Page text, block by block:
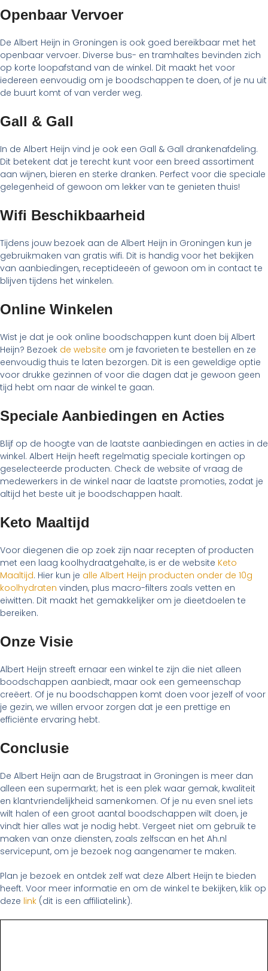
Openbaar Vervoer
De Albert Heijn in Groningen is ook goed bereikbaar met het
openbaar vervoer. Diverse bus- en tramhaltes bevinden zich
op korte loopafstand van de winkel. Dit maakt het voor
iedereen eenvoudig om je boodschappen te doen, of je nu uit
de buurt komt of van verder weg.
Gall & Gall
In de Albert Heijn vind je ook een Gall & Gall drankenafdeling.
Dit betekent dat je terecht kunt voor een breed assortiment
aan wijnen, bieren en sterke dranken. Perfect voor die speciale
gelegenheid of gewoon om lekker van te genieten thuis!
Wifi Beschikbaarheid
Tijdens jouw bezoek aan de Albert Heijn in Groningen kun je
gebruikmaken van gratis wifi. Dit is handig voor het bekijken
van aanbiedingen, receptideeën of gewoon om in contact te
blijven tijdens het winkelen.
Online Winkelen
Wist je dat je ook online boodschappen kunt doen bij Albert
Heijn? Bezoek de website om je favorieten te bestellen en ze
eenvoudig thuis te laten bezorgen. Dit is een geweldige optie
voor drukke gezinnen of voor die dagen dat je gewoon geen
tijd hebt om naar de winkel te gaan.
Speciale Aanbiedingen en Acties
Blijf op de hoogte van de laatste aanbiedingen en acties in de
winkel. Albert Heijn heeft regelmatig speciale kortingen op
geselecteerde producten. Check de website of vraag de
medewerkers in de winkel naar de laatste promoties, zodat je
altijd het beste uit je boodschappen haalt.
Keto Maaltijd
Voor diegenen die op zoek zijn naar recepten of producten
met een laag koolhydraatgehalte, is er de website Keto
Maaltijd. Hier kun je alle Albert Heijn producten onder de 10g
koolhydraten vinden, plus macro-filters zoals vetten en
eiwitten. Dit maakt het gemakkelijker om je dieetdoelen te
bereiken.
Onze Visie
Albert Heijn streeft ernaar een winkel te zijn die niet alleen
boodschappen aanbiedt, maar ook een gemeenschap
creëert. Of je nu boodschappen komt doen voor jezelf of voor
je gezin, we willen ervoor zorgen dat je een prettige en
efficiënte ervaring hebt.
Conclusie
De Albert Heijn aan de Brugstraat in Groningen is meer dan
alleen een supermarkt; het is een plek waar gemak, kwaliteit
en klantvriendelijkheid samenkomen. Of je nu even snel iets
wilt halen of een groot aantal boodschappen wilt doen, je
vindt hier alles wat je nodig hebt. Vergeet niet om gebruik te
maken van onze diensten, zoals zelfscan en het Ah.nl
servicepunt, om je bezoek nog aangenamer te maken.
Plan je bezoek en ontdek zelf wat deze Albert Heijn te bieden
heeft. Voor meer informatie en om de winkel te bekijken, klik op
deze link (dit is een affiliatelink).